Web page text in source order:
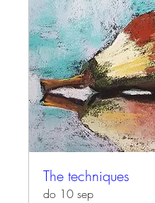
The techniques
do 10 sep